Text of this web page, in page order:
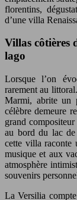
florentins,
d’une villa
Villas côtières
lago
Lorsque l’on
rarement au
Marmi, abrite un
célèbre demeure
grand
au bord du lac de
cette villa raconte
musique et aux
atmosphère
souvenirs
La Versilia